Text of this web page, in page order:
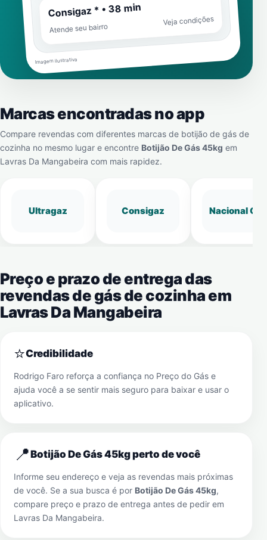
Consigaz * • 38 min
Atende seu bairro
Veja condições
Imagem ilustrativa
Marcas encontradas no app
Compare revendas com diferentes marcas de botijão de gás de
cozinha no mesmo lugar e encontre Botijão De Gás 45kg em
Lavras Da Mangabeira com mais rapidez.
Ultragaz Consigaz Nacional Gás
Preço e prazo de entrega das
revendas de gás de cozinha em
Lavras Da Mangabeira
⭐Credibilidade
Rodrigo Faro reforça a confiança no Preço do Gás e
ajuda você a se sentir mais seguro para baixar e usar o
aplicativo.
📍Botijão De Gás 45kg perto de você
Informe seu endereço e veja as revendas mais próximas
de você. Se a sua busca é por Botijão De Gás 45kg,
compare preço e prazo de entrega antes de pedir em
Lavras Da Mangabeira.